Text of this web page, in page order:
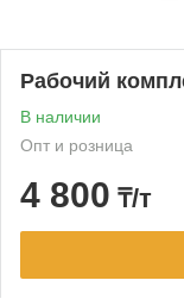
Рабочий
В наличии
Опт и розница
4 800 ₸/т